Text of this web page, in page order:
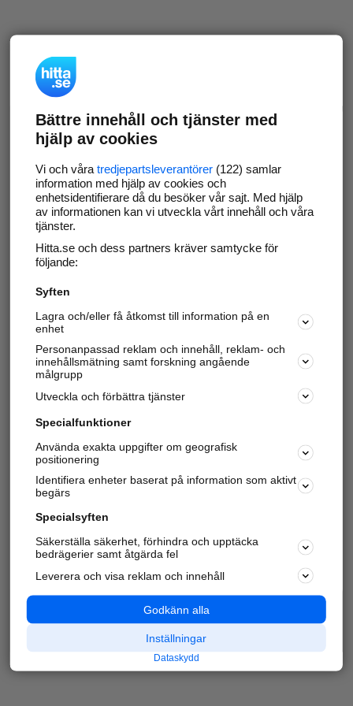
Bättre innehåll och tjänster med
hjälp av cookies
Vi och våra tredjepartsleverantörer(122) samlar
information med hjälp av cookies och
enhetsidentifierare då du besöker vår sajt. Med hjälp
av informationen kan vi utveckla vårt innehåll och våra
tjänster.
Hitta.se och dess partners kräver samtycke för
följande:
Syften
Lagra och/eller få åtkomst till information på en
enhet
Personanpassad reklam och innehåll, reklam- och
innehållsmätning samt forskning angående
målgrupp
Utveckla och förbättra tjänster
Specialfunktioner
Använda exakta uppgifter om geografisk
positionering
Identifiera enheter baserat på information som aktivt
begärs
Specialsyften
Säkerställa säkerhet, förhindra och upptäcka
bedrägerier samt åtgärda fel
Leverera och visa reklam och innehåll
Godkänn alla
Inställningar
Dataskydd